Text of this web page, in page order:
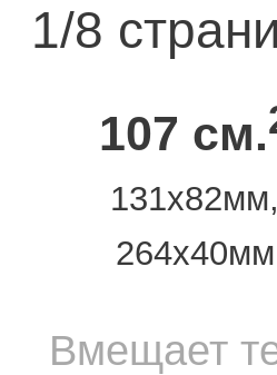
1/8
107 см.
264х40мм
Вмещает